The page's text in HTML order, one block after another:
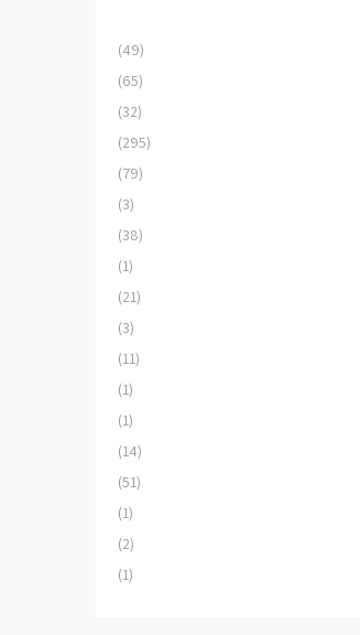
(49)
(65)
(32)
(295)
(79)
(3)
(38)
(1)
(21)
(3)
(11)
(1)
(1)
(14)
(51)
(1)
(2)
(1)